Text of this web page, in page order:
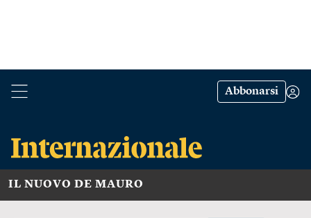
Abbonarsi
IL NUOVO DE MAURO